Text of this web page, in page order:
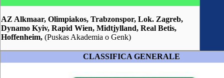
AZ Alkmaar, Olimpiakos, Trabzonspor, Lok. Zagreb,
Dynamo Kyiv, Rapid Wien, Midtjylland, Real Betis,
Hoffenheim, (Puskas Akademia o Genk)
CLASSIFICA GENERALE